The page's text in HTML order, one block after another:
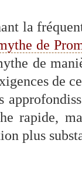
la
de
de
de
rapide,
plus